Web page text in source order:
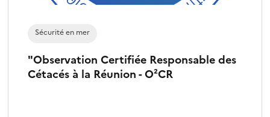
"Observation Certifiée Responsable des
Cétacés à la Réunion - O²CR
Sécurité en mer